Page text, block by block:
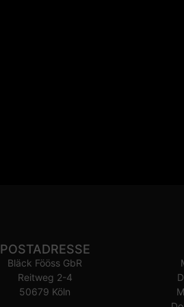
POSTADRESSE
Bläck Fööss GbR
Reitweg 2-4
50679 Köln